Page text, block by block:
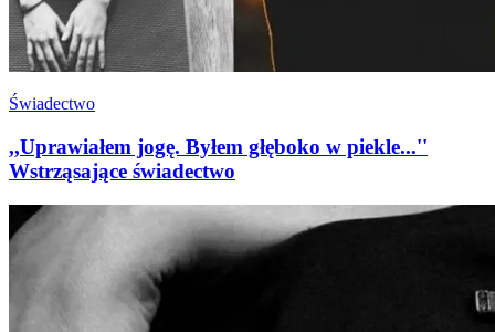
Świadectwo
,,Uprawiałem jogę. Byłem głęboko w piekle...''
Wstrząsające świadectwo